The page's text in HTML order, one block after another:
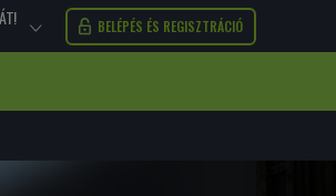
BELÉPÉS ÉS REGISZTRÁCIÓ